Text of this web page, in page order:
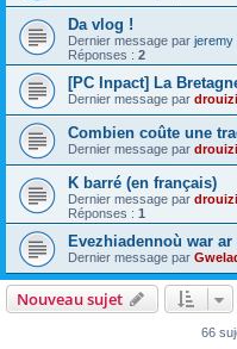
Da vlog !
Dernier message par jeremy
Réponses : 2
[PC Inpact] La
Dernier message par
Combien coûte une
Dernier message par
K barré (en français)
Dernier message par
Réponses : 1
Evezhiadennoù war ar
Dernier message par
Nouveau sujet
66